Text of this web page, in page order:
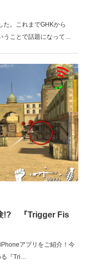
た。これまでGHKから
うことで話題になって…
験!? 『Trigger Fis
アプリをご紹介！今
る『Tri…